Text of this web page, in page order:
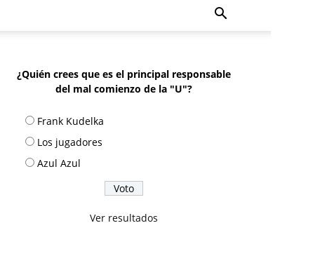
¿Quién crees que es el principal responsable
del mal comienzo de la "U"?
Frank Kudelka
Los jugadores
Azul Azul
Ver resultados